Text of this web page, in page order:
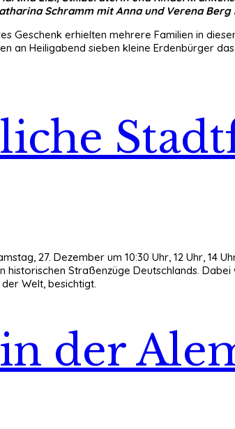
Schramm mit Anna und Verena Berg
erhielten mehrere Familien in
an Heiligabend sieben kleine Erdenbürger
27. Dezember um 10:30 Uhr, 12 Uhr, 14
Straßenzüge Deutschlands.
Welt, besichtigt.
der